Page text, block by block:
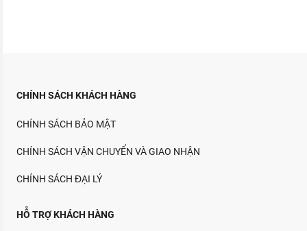
CHÍNH SÁCH KHÁCH HÀNG
CHÍNH SÁCH BẢO MẬT
CHÍNH SÁCH VẬN CHUYỂN VÀ GIAO NHẬN
CHÍNH SÁCH ĐẠI LÝ
HỖ TRỢ KHÁCH HÀNG